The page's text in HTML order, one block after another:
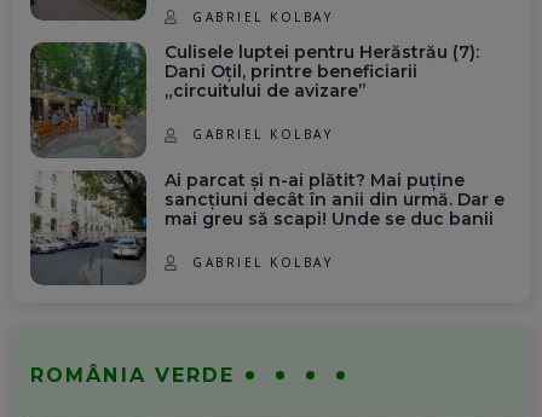
GABRIEL KOLBAY
Culisele luptei pentru Herăstrău (7):
Dani Oțil, printre beneficiarii
„circuitului de avizare”
GABRIEL KOLBAY
Ai parcat și n-ai plătit? Mai puține
sancțiuni decât în anii din urmă. Dar e
mai greu să scapi! Unde se duc banii
GABRIEL KOLBAY
ROMÂNIA VERDE